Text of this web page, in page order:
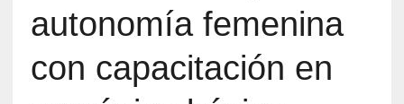
autonomía femenina
con capacitación en